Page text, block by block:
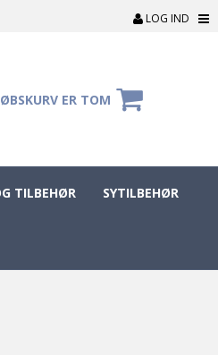
LOG IND
ER TOM
TILBEHØR SYTILBEHØR